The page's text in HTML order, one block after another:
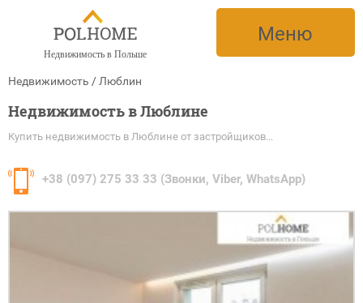
Недвижимость в Польше
Меню
Недвижимость / Люблин
Недвижимость в Люблине
Купить недвижимость в Люблине от застройщиков...
+38 (097) 275 33 33 (Звонки, Viber, WhatsApp)